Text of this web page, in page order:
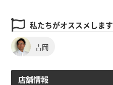
私たちがオススメします
吉岡
店舗情報